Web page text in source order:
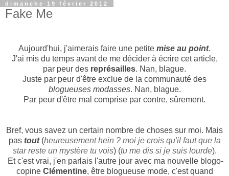
dimanche 19 février 2012
Fake Me
Aujourd'hui, j'aimerais faire une petite mise au point.
J'ai mis du temps avant de me décider à écrire cet article,
par peur des représailles. Nan, blague.
Juste par peur d'être exclue de la communauté des
blogueuses modasses. Nan, blague.
Par peur d'être mal comprise par contre, sûrement.
Bref, vous savez un certain nombre de choses sur moi. Mais
pas tout(heureusement hein ? moi je crois qu'il faut que la
star reste un mystère tu vois) (tu me dis si je suis lourde).
Et c'est vrai, j'en parlais l'autre jour avec ma nouvelle blogo-
copine Clémentine, être blogueuse mode, c'est quand